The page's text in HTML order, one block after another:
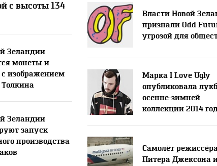
с высоты 134
Зеландии
монеты и
изображением
Толкина
Зеландии
запуск
производства
Власти Новой
признали Odd
угрозой для
Марка I Love Ugly
опубликовала
осенне-зимней
коллекции 2014
Самолёт
Питера Джексона